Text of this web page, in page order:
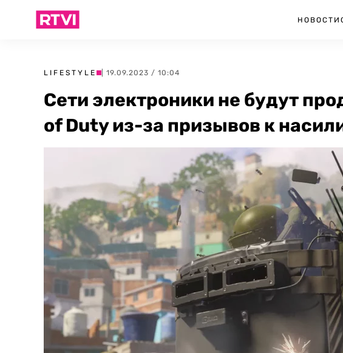
НОВОСТИ
LIFESTYLE | 19.09.2023 / 10:04
Сети электроники не будут
of Duty из-за призывов к